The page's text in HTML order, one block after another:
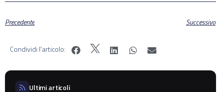
Precedente Successivo
Condividi l'articolo:
Ultimi articoli